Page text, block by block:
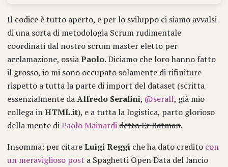
Il codice è tutto aperto, e per lo sviluppo ci siamo avvalsi
di una sorta di metodologia Scrum rudimentale
coordinati dal nostro scrum master eletto per
acclamazione, ossiaPaolo. Diciamo che loro hanno fatto
il grosso, io mi sono occupato solamente di rifiniture
rispetto a tutta la parte di import del dataset (scritta
essenzialmente daAlfredo Serafini, @seralf, già mio
collega inHTML.it), e a tutta la logistica, parto glorioso
della mente diPaolo Mainardidetto Er Batman.
Insomma: per citareLuigi Reggi che ha dato credito con
un meraviglioso post a Spaghetti Open Data del lancio